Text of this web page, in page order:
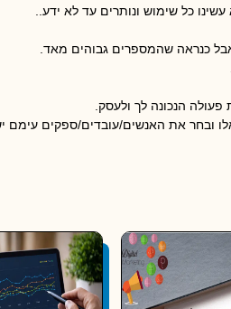
כל שימוש ונותרים עד לא ידע..
כנראה שהמספרים גבוהים מאד.
הנכונה לך ולעסק.
ובחר את האנשים/עובדים/ספקים עימם